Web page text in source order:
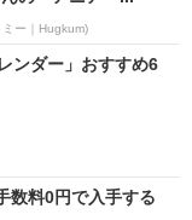
ミー｜Hugkum)
ンダー」おすすめ6
数料0円で入手する